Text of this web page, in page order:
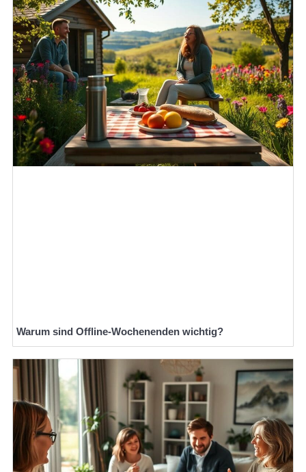
Warum sind Offline-Wochenenden wichtig?